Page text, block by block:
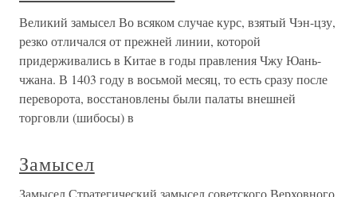
экспедициях, которые нацисты отправляли в Тибет. Там,
как ив Антарктиде, которую они обыскивали с не
меньшим упорством, они рассчитывали встретить некие
могущественные силы, которые смогли бы помочь им в
Великий замысел Во всяком случае курс, взятый Чэн-цзу,
резко отличался от прежней линии, которой